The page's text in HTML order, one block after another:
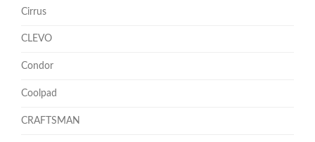
Cirrus
CLEVO
Condor
Coolpad
CRAFTSMAN